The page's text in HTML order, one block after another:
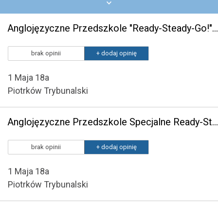
Anglojęzyczne Przedszkole "Ready-Steady-Go!" w Piotrkowie Trybunalskim
brak opinii + dodaj opinię
1 Maja 18a
Piotrków Trybunalski
Anglojęzyczne Przedszkole Specjalne Ready-Steady-Go w Piotrkowie Trybunalskim
brak opinii + dodaj opinię
1 Maja 18a
Piotrków Trybunalski